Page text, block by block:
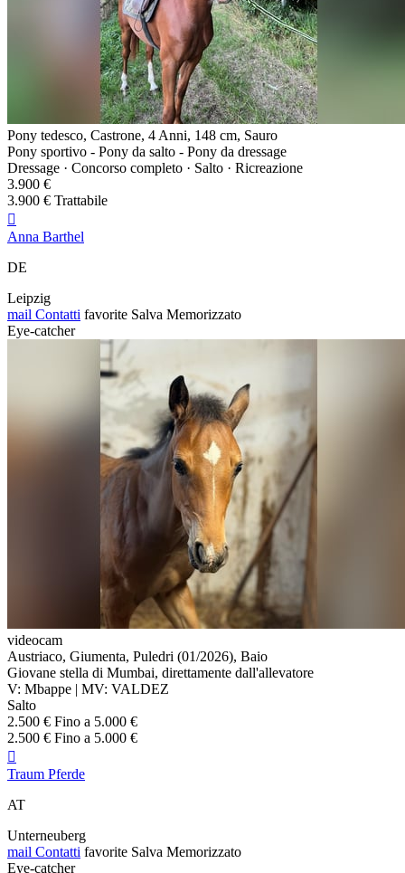
Pony tedesco, Castrone, 4 Anni, 148 cm, Sauro
Pony sportivo - Pony da salto - Pony da dressage
Dressage · Concorso completo · Salto · Ricreazione
3.900 €
3.900 € Trattabile

Anna Barthel
DE
Leipzig
mail Contatti favorite Salva Memorizzato
Eye-catcher
videocam
Austriaco, Giumenta, Puledri (01/2026), Baio
Giovane stella di Mumbai, direttamente dall'allevatore
V: Mbappe | MV: VALDEZ
Salto
2.500 € Fino a 5.000 €
2.500 € Fino a 5.000 €

Traum Pferde
AT
Unterneuberg
mail Contatti favorite Salva Memorizzato
Eye-catcher